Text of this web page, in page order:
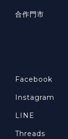
合作門市
Facebook
Instagram
LINE
Threads